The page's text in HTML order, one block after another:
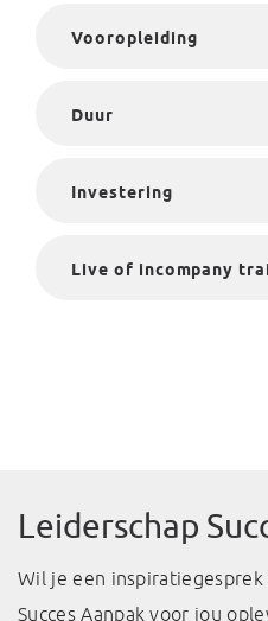
Vooropleiding
Duur
Investering
Live of incompany
Leiderschap
Wil je een
Succes Aanpak voor jou